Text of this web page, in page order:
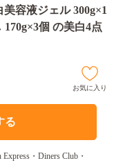
容液ジェル 300g×1
個 の美白4点
お気に入り
る
・Diners Club・